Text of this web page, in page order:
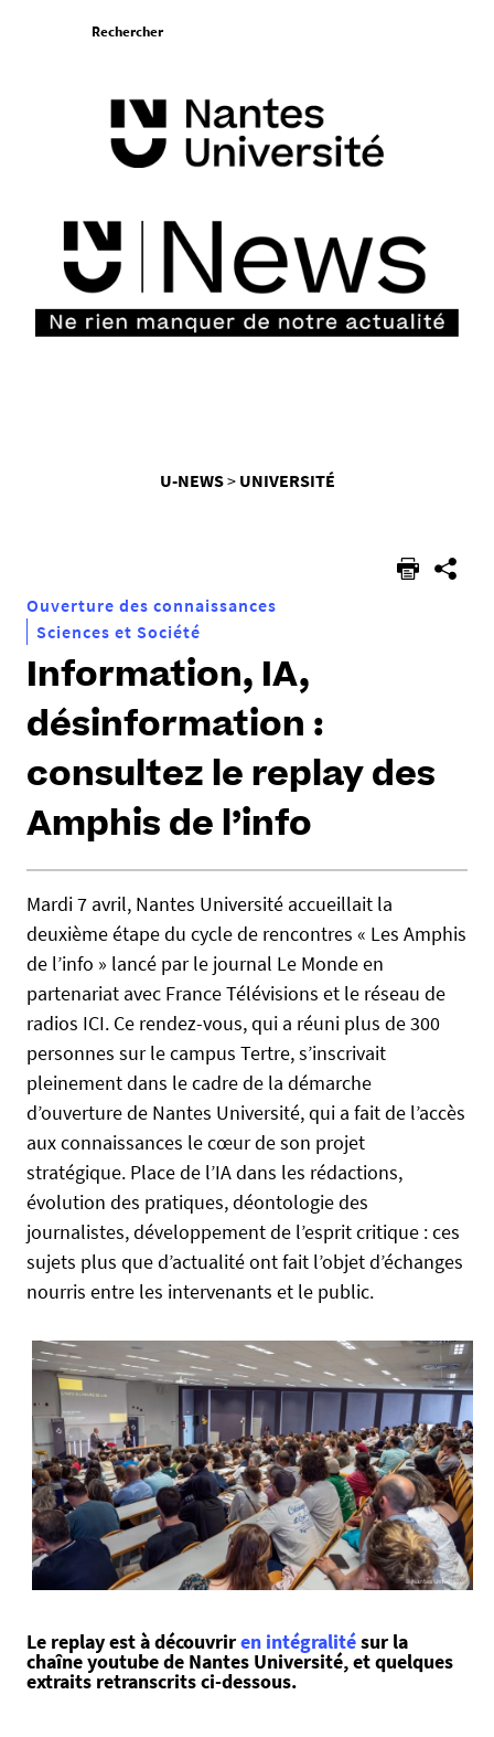
Vous
U-NEWS UNIVERSITÉ
Rechercher
Ouverture des connaissances
Sciences et Société
Information, IA,
désinformation :
consultez le replay des
Amphis de l’info
t
t
p
s
/
u
-
n
e
w
s
n
v
n
a
n
e
s
/
m
Mardi 7 avril, Nantes Université accueillait la
deuxième étape du cycle de rencontres « Les Amphis
de l’info » lancé par le journal Le Monde en
partenariat avec France Télévisions et le réseau de
radios ICI. Ce rendez-vous, qui a réuni plus de 300
personnes sur le campus Tertre, s’inscrivait
pleinement dans le cadre de la démarche
d’ouverture de Nantes Université, qui a fait de l’accès
aux connaissances le cœur de son projet
stratégique. Place de l’IA dans les rédactions,
évolution des pratiques, déontologie des
journalistes, développement de l’esprit critique : ces
sujets plus que d’actualité ont fait l’objet d’échanges
nourris entre les intervenants et le public.
Le replay est à découvriren intégralitésur la
chaîne youtube de Nantes Université, et quelques
extraits retranscrits ci-dessous.